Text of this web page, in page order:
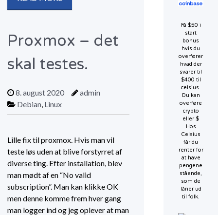
Proxmox – det
skal testes.
8. august 2020
admin
Debian, Linux
Lille fix til proxmox. Hvis man vil
teste løs uden at blive forstyrret af
diverse ting. Efter installation, blev
man mødt af en “No valid
subscription”. Man kan klikke OK
men denne komme frem hver gang
man logger ind og jeg oplever at man
Få $50 i
start
bonus
hvis du
overfører
hvad der
svarer til
$400 til
celsius.
Du kan
overføre
crypto
eller $
Hos
Celsius
får du
renter for
at have
pengene
stående,
som de
låner ud
til folk.